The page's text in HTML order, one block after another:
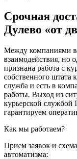
Срочная
Дулево «от
Между компаниями
взаимодействия, но
признана работа с
собственного штата
служба и есть в
работы. Выход из
курьерской
гарантируем
Как мы работаем?
Прием заявок и
автоматизма: